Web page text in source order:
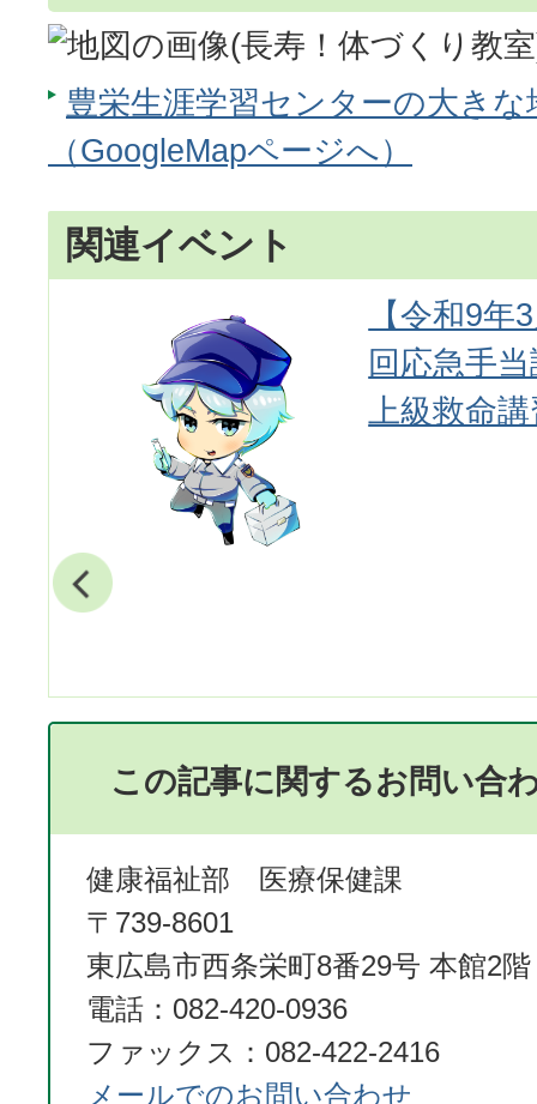
豊栄生涯学習センターの大き
（GoogleMapページへ）
関連イベント
【令和9年
回応急手
上級救命
この記事に関するお問い合
健康福祉部 医療保健課
〒739-8601
東広島市西条栄町8番29号 本館2階
電話：082-420-0936
ファックス：082-422-2416
メールでのお問い合わせ